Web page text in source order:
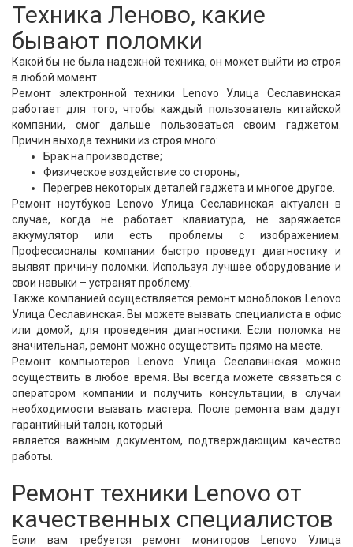
Техника Леново, какие
бывают поломки
Какой бы не была надежной техника, он может выйти из строя
в любой момент.
Ремонт электронной техники Lenovo Улица Сеславинская
работает для того, чтобы каждый пользователь китайской
компании, смог дальше пользоваться своим гаджетом.
Причин выхода техники из строя много:
Брак на производстве;
Физическое воздействие со стороны;
Перегрев некоторых деталей гаджета и многое другое.
Ремонт ноутбуков Lenovo Улица Сеславинская актуален в
случае, когда не работает клавиатура, не заряжается
аккумулятор или есть проблемы с изображением.
Профессионалы компании быстро проведут диагностику и
выявят причину поломки. Используя лучшее оборудование и
свои навыки – устранят проблему.
Также компанией осуществляется ремонт моноблоков Lenovo
Улица Сеславинская. Вы можете вызвать специалиста в офис
или домой, для проведения диагностики. Если поломка не
значительная, ремонт можно осуществить прямо на месте.
Ремонт компьютеров Lenovo Улица Сеславинская можно
осуществить в любое время. Вы всегда можете связаться с
оператором компании и получить консультации, в случаи
необходимости вызвать мастера. После ремонта вам дадут
гарантийный талон, который
является важным документом, подтверждающим качество
работы.
Ремонт техники Lenovo от
качественных специалистов
Если вам требуется ремонт мониторов Lenovo Улица